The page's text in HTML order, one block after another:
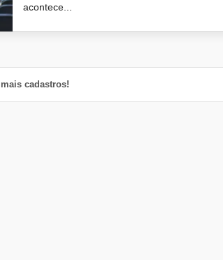
acontece...
cadastros!